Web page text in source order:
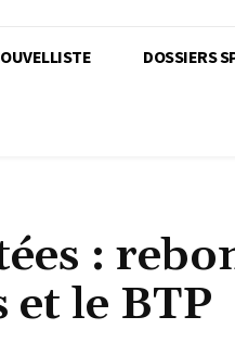
DOSSIERS
:
et le BTP